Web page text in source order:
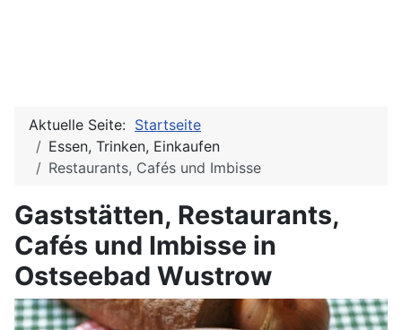
Aktuelle Seite: Startseite
Essen, Trinken, Einkaufen
Restaurants, Cafés und Imbisse
Gaststätten, Restaurants,
Cafés und Imbisse in
Ostseebad Wustrow